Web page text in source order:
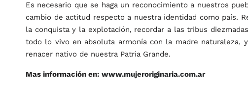
Es necesario que se haga un reconocimiento a nuestros
cambio de actitud respecto a nuestra identidad como país.
la conquista y la explotación, recordar a las tribus
todo lo vivo en absoluta armonía con la madre naturaleza,
renacer nativo de nuestra Patria Grande.
Mas información en: www.mujeroriginaria.com.ar